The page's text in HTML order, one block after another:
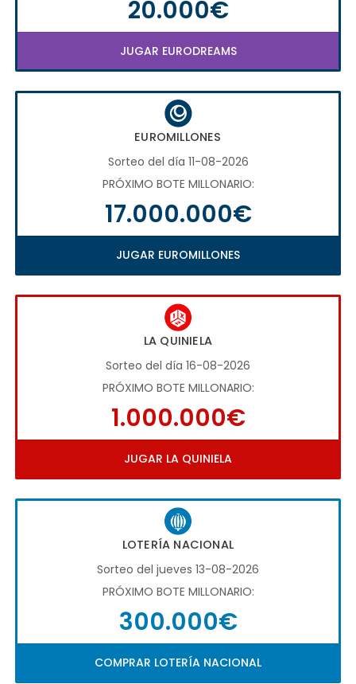
20.000€
JUGAR EURODREAMS
EUROMILLONES
Sorteo del día 11-08-2026
PRÓXIMO BOTE MILLONARIO:
17.000.000€
JUGAR EUROMILLONES
LA QUINIELA
Sorteo del día 16-08-2026
PRÓXIMO BOTE MILLONARIO:
1.000.000€
JUGAR LA QUINIELA
LOTERÍA NACIONAL
Sorteo del jueves 13-08-2026
PRÓXIMO BOTE MILLONARIO:
300.000€
COMPRAR LOTERÍA NACIONAL